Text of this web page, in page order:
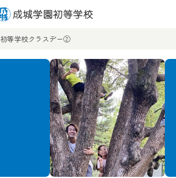
初等学校クラスデー②